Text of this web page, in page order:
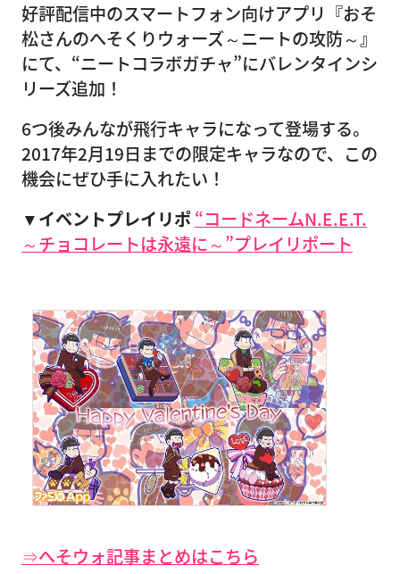
好評配信中のスマートフォン向けアプリ『おそ
松さんのへそくりウォーズ～ニートの攻防～』
にて、“ニートコラボガチャ”にバレンタインシ
リーズ追加！
6つ後みんなが飛行キャラになって登場する。
2017年2月19日までの限定キャラなので、この
機会にぜひ手に入れたい！
▼イベントプレイリポ “コードネームN.E.E.T.
～チョコレートは永遠に～”プレイリポート
⇒へそウォ記事まとめはこちら